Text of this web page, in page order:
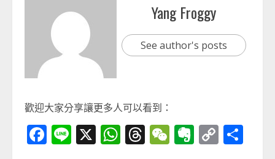
Yang Froggy
See author's posts
歡迎大家分享讓更多人可以看到：
Facebook
Line
X WhatsApp
Threads
WeChat
Evernote
Copy